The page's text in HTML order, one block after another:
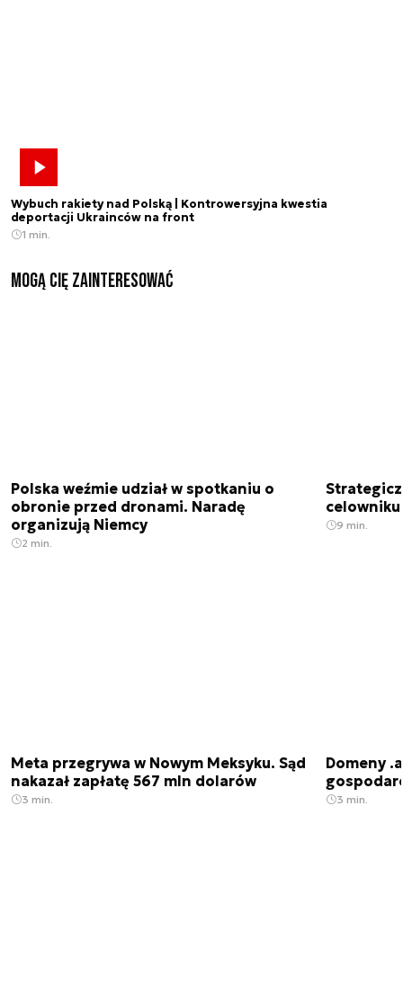
Wybuch rakiety nad Polską | Kontrowersyjna kwestia
deportacji Ukrainców na front
1 min.
Mogą Cię zainteresować
Polska weźmie udział w spotkaniu o
obronie przed dronami. Naradę
organizują Niemcy
2 min.
9 min.
Meta przegrywa w Nowym Meksyku. Sąd
nakazał zapłatę 567 mln dolarów
3 min.
Domeny
3 min.